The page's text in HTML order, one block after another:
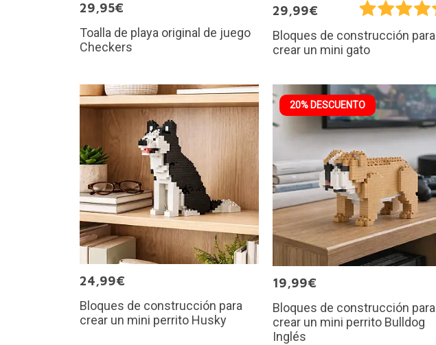
29,95€
Toalla de playa original de juego
Checkers
29,99€
Bloques de construcción para
crear un mini gato
24,99€
Bloques de construcción para
crear un mini perrito Husky
20% DESCUENTO
19,99€
Bloques de construcción para
crear un mini perrito Bulldog
Inglés